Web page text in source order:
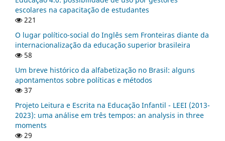
escolares na capacitação de estudantes
221
O lugar político-social do Inglês sem Fronteiras diante da
internacionalização da educação superior brasileira
58
Um breve histórico da alfabetização no Brasil: alguns
apontamentos sobre políticas e métodos
37
Projeto Leitura e Escrita na Educação Infantil - LEEI (2013-
2023): uma análise em três tempos: an analysis in three
moments
29